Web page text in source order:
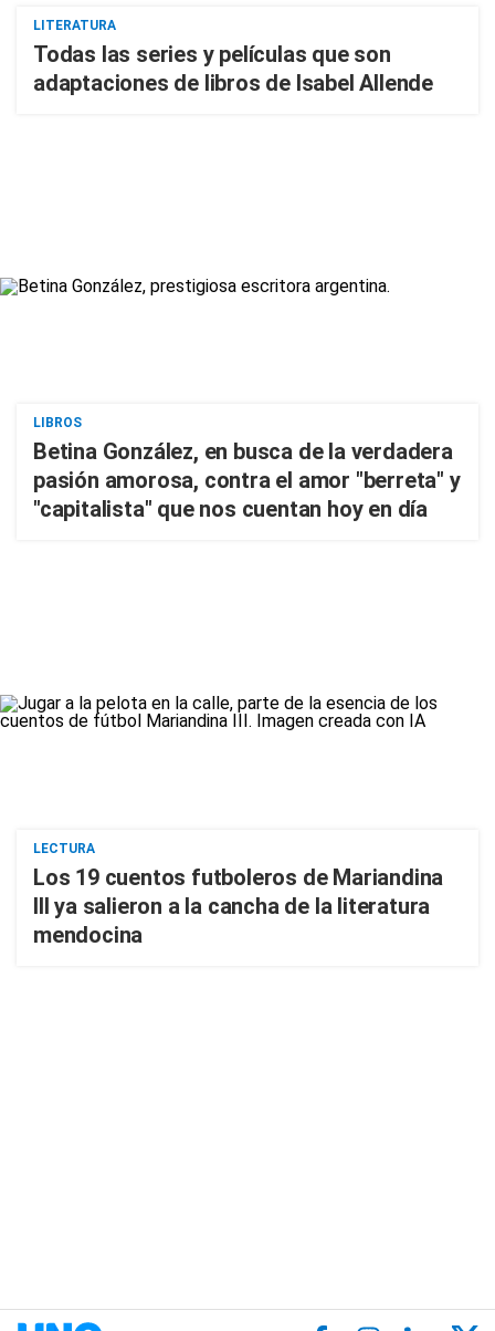
LITERATURA
Todas las series y películas que son
adaptaciones de libros de Isabel Allende
LIBROS
Betina González, en busca de la verdadera
pasión amorosa, contra el amor "berreta" y
"capitalista" que nos cuentan hoy en día
LECTURA
Los 19 cuentos futboleros de Mariandina
III ya salieron a la cancha de la literatura
mendocina